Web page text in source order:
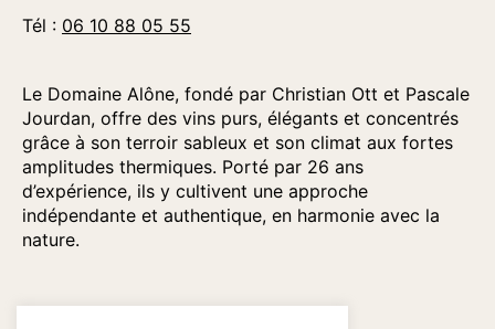
Tél : 06 10 88 05 55
Le Domaine Alône, fondé par Christian Ott et Pascale
Jourdan, offre des vins purs, élégants et concentrés
grâce à son terroir sableux et son climat aux fortes
amplitudes thermiques. Porté par 26 ans
d’expérience, ils y cultivent une approche
indépendante et authentique, en harmonie avec la
nature.